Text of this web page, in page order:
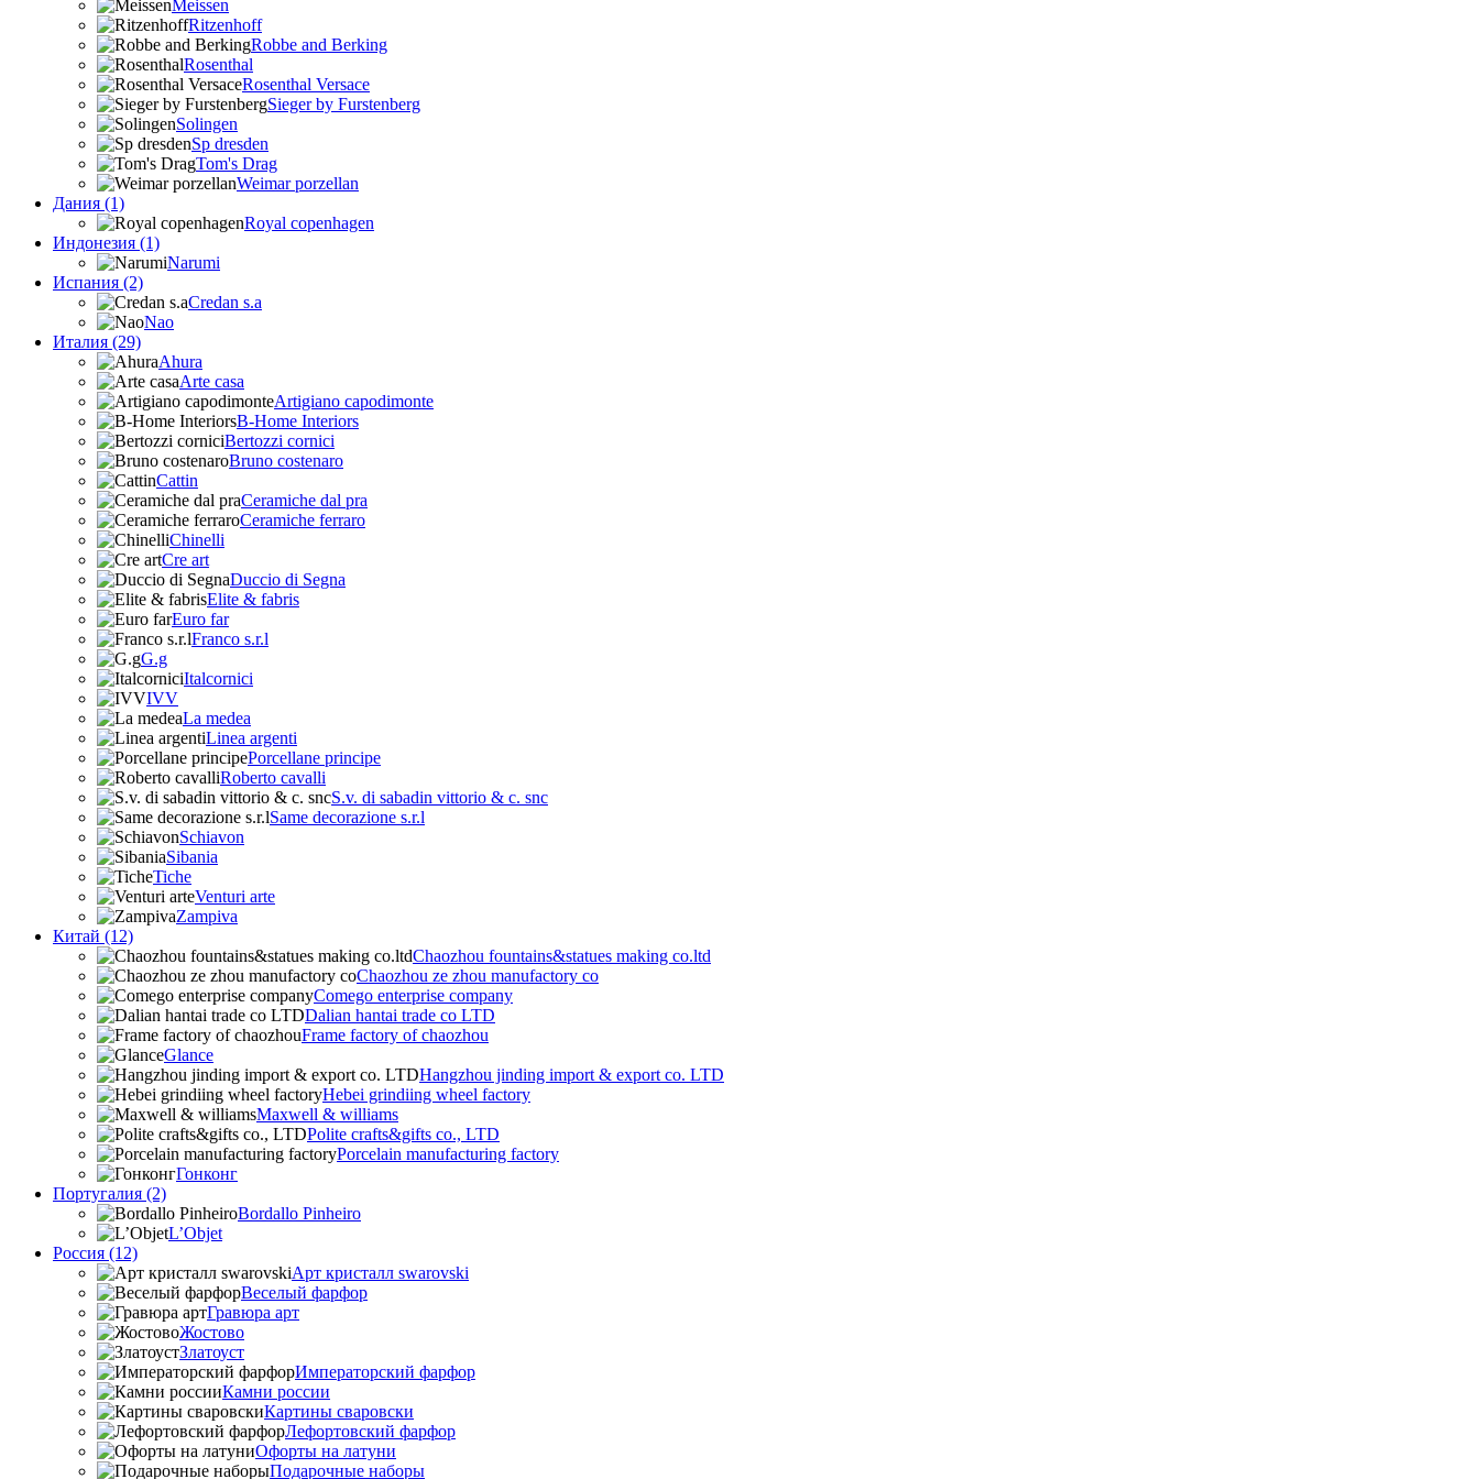
Meissen
Ritzenhoff
Robbe and Berking
Rosenthal
Rosenthal Versace
Sieger by Furstenberg
Solingen
Sp dresden
Tom's Drag
Weimar porzellan
Дания (1)
Royal copenhagen
Индонезия (1)
Narumi
Испания (2)
Credan s.a
Nao
Италия (29)
Ahura
Arte casa
Artigiano capodimonte
B-Home Interiors
Bertozzi cornici
Bruno costenaro
Cattin
Ceramiche dal pra
Ceramiche ferraro
Chinelli
Cre art
Duccio di Segna
Elite & fabris
Euro far
Franco s.r.l
G.g
Italcornici
IVV
La medea
Linea argenti
Porcellane principe
Roberto cavalli
S.v. di sabadin vittorio & c. snc
Same decorazione s.r.l
Schiavon
Sibania
Tiche
Venturi arte
Zampiva
Китай (12)
Chaozhou fountains&statues making co.ltd
Chaozhou ze zhou manufactory co
Comego enterprise company
Dalian hantai trade co LTD
Frame factory of chaozhou
Glance
Hangzhou jinding import & export co. LTD
Hebei grindiing wheel factory
Maxwell & williams
Polite crafts&gifts co., LTD
Porcelain manufacturing factory
Гонконг
Португалия (2)
Bordallo Pinheiro
L’Objet
Россия (12)
Арт кристалл swarovski
Веселый фарфор
Гравюра арт
Жостово
Златоуст
Императорский фарфор
Камни россии
Картины сваровски
Лефортовский фарфор
Офорты на латуни
Подарочные наборы